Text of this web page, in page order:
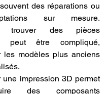
des réparations ou
sur mesure.
trouver des pièces
peut être compliqué,
les modèles plus anciens
une impression 3D permet
des composants